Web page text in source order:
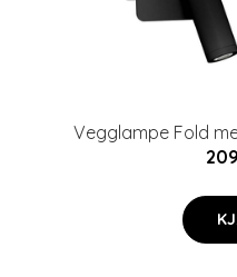
Vegglampe Fold